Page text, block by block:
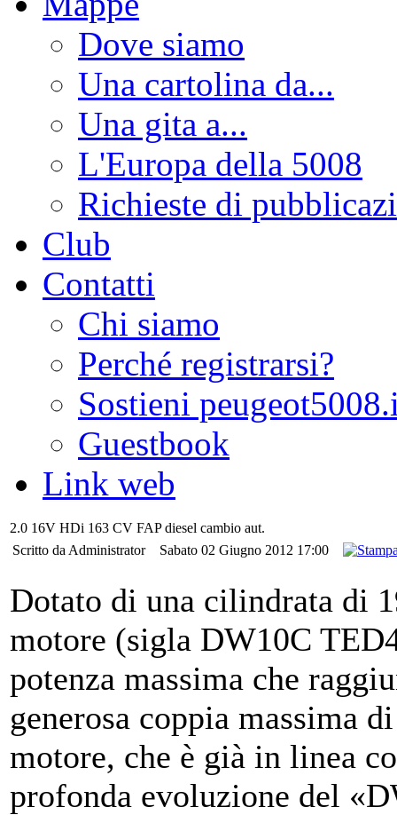
Dove siamo
Una cartolina da...
Una gita a...
L'Europa della 5008
Richieste di
Club
Contatti
Chi siamo
Perché registrarsi?
Sostieni
Guestbook
Link web
2.0 16V HDi 163 CV FAP diesel cambio aut.
Scritto da Administrator
Sabato 02 Giugno 2012 17:00
Dotato di una cilindrata di
motore (sigla DW10C
potenza massima che
generosa coppia massima
motore, che è già in linea
profonda evoluzione del